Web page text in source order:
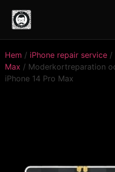
Hem / iPhone repair service /
Max / Moderkortreparation
iPhone 14 Pro Max